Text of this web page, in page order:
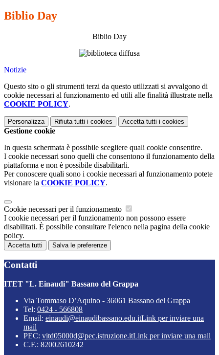
Biblio Day
Biblio Day
Notizie
Questo sito o gli strumenti terzi da questo utilizzati si avvalgono di
cookie necessari al funzionamento ed utili alle finalità illustrate nella
COOKIE POLICY.
Personalizza Rifiuta tutti i cookies Accetta tutti i cookies
Gestione cookie
In questa schermata è possibile scegliere quali cookie consentire.
I cookie necessari sono quelli che consentono il funzionamento della
piattaforma e non è possibile disabilitarli.
Per conoscere quali sono i cookie necessari al funzionamento potete
visionare la COOKIE POLICY.
Cookie necessari per il funzionamento
I cookie necessari per il funzionamento non possono essere
disabilitati. È possibile consultare l'elenco nella pagina della cookie
policy.
Accetta tutti Salva le preferenze
Contatti
ITET "L. Einaudi" Bassano del Grappa
Via Tommaso D’Aquino - 36061 Bassano del Grappa
Tel: 0424 - 566808
Email: einaudi@einaudibassano.edu.itLink per inviare una
mail
PEC: vitd05000d@pec.istruzione.itLink per inviare una mail
C.F.: 82002610242